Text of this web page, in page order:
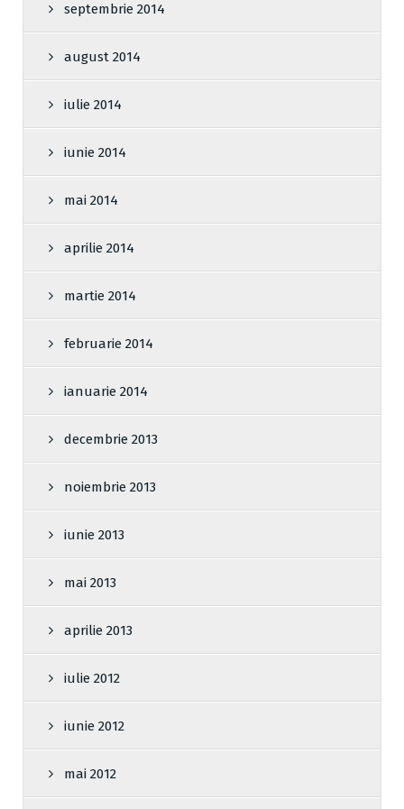
septembrie 2014
august 2014
iulie 2014
iunie 2014
mai 2014
aprilie 2014
martie 2014
februarie 2014
ianuarie 2014
decembrie 2013
noiembrie 2013
iunie 2013
mai 2013
aprilie 2013
iulie 2012
iunie 2012
mai 2012